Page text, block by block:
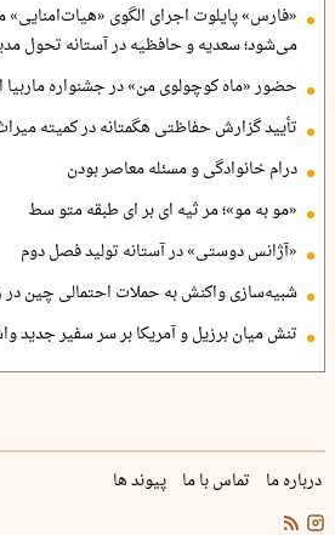
«فارس» پایلوت اجرای الگوی
می‌شود؛ سعدیه و حافظیه در آستانه تحول
حضور «ماه کوچولوی من» در جشنواره ماربیا
تأیید گزارش حفاظتی هگمتانه در کمیته
درام خانوادگی و مسئله معاصر بودن
«مو به مو»؛ مر ثیه ای بر ای طبقه متو سط
«آژانس دوستی» در آستانه تولید فصل دوم
شبیه‌سازی واکنش به حملات احتمالی چین در
تنش میان برزیل و آمریکا بر سر سفیر جدید
درباره ما تماس با ما پیوند ها